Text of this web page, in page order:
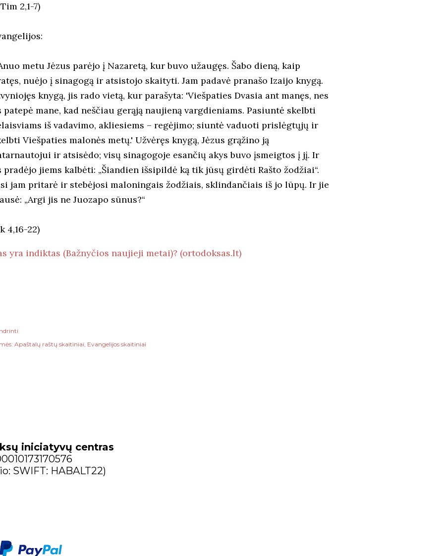
2,1-7)
metu Jėzus parėjo į Nazaretą, kur buvo užaugęs. Šabo dieną, kaip
nuėjo į sinagogą ir atsistojo skaityti. Jam padavė pranašo Izaijo knygą.
knygą, jis rado vietą, kur parašyta: 'Viešpaties Dvasia ant manęs, nes
patepė mane, kad neščiau gerąją naujieną vargdieniams. Pasiuntė skelbti
iš vadavimo, akliesiems – regėjimo; siuntė vaduoti prislėgtųjų ir
Viešpaties malonės metų.' Užvėręs knygą, Jėzus grąžino ją
ir atsisėdo; visų sinagogoje esančių akys buvo įsmeigtos į jį. Ir
pradėjo jiems kalbėti: „Šiandien išsipildė ką tik jūsų girdėti Rašto žodžiai“.
jam pritarė ir stebėjosi maloningais žodžiais, sklindančiais iš jo lūpų. Ir jie
„Argi jis ne Juozapo sūnus?“
4,16-22)
yra indiktas (Bažnyčios naujieji metai)? (ortodoksas.lt)
Apaštalų raštų skaitiniai Evangelijos skaitiniai
iniciatyvų centras
SWIFT: HABALT22)